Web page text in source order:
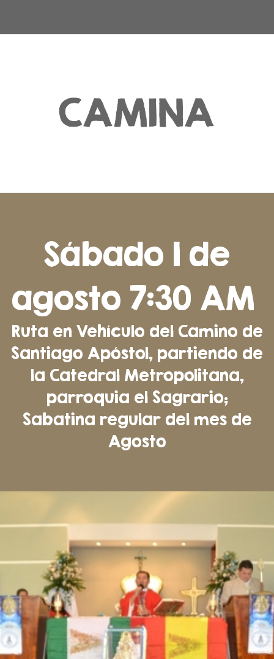
Sábado 1 de
agosto 7:30 AM
Ruta en Vehículo del Camino de
Santiago Apóstol, partiendo de
la Catedral Metropolitana,
parroquia el Sagrario;
Sabatina regular del mes de
Agosto